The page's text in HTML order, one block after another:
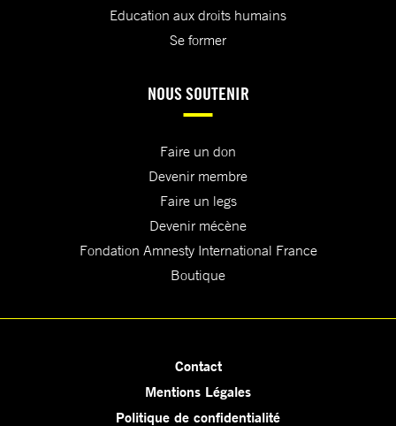
Education aux droits humains
Se former
NOUS SOUTENIR
Faire un don
Devenir membre
Faire un legs
Devenir mécène
Fondation Amnesty International France
Boutique
Contact
Mentions Légales
Politique de confidentialité